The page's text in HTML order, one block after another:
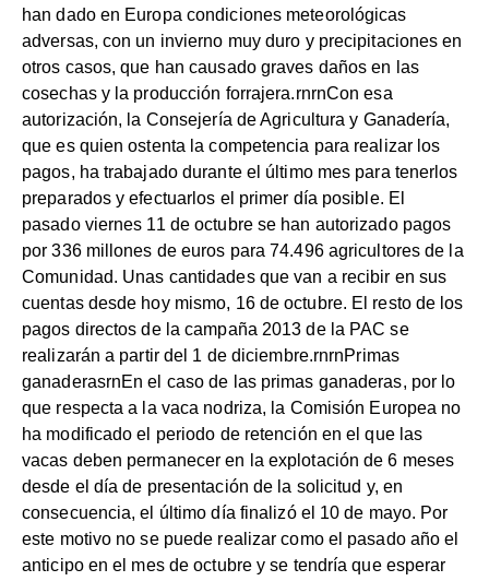
han dado en Europa condiciones meteorológicas
adversas, con un invierno muy duro y precipitaciones en
otros casos, que han causado graves daños en las
cosechas y la producción forrajera.rnrnCon esa
autorización, la Consejería de Agricultura y Ganadería,
que es quien ostenta la competencia para realizar los
pagos, ha trabajado durante el último mes para tenerlos
preparados y efectuarlos el primer día posible. El
pasado viernes 11 de octubre se han autorizado pagos
por 336 millones de euros para 74.496 agricultores de la
Comunidad. Unas cantidades que van a recibir en sus
cuentas desde hoy mismo, 16 de octubre. El resto de los
pagos directos de la campaña 2013 de la PAC se
realizarán a partir del 1 de diciembre.rnrnPrimas
ganaderasrnEn el caso de las primas ganaderas, por lo
que respecta a la vaca nodriza, la Comisión Europea no
ha modificado el periodo de retención en el que las
vacas deben permanecer en la explotación de 6 meses
desde el día de presentación de la solicitud y, en
consecuencia, el último día finalizó el 10 de mayo. Por
este motivo no se puede realizar como el pasado año el
anticipo en el mes de octubre y se tendría que esperar